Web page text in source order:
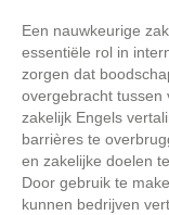
Een nauwkeurige
essentiële rol in
zorgen dat
overgebracht tussen
zakelijk Engels
barrières te
en zakelijke doelen
Door gebruik te
kunnen bedrijven